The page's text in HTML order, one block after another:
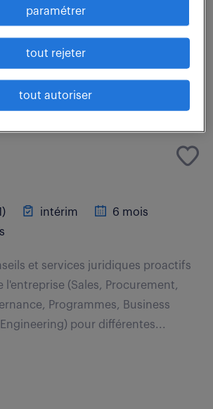
Programmes, Business
intérim
6 mois
et services juridiques proactifs
l'entreprise (Sales, Procurement,
Programmes, Business
pour différentes...
paramétrer
tout rejeter
tout autoriser